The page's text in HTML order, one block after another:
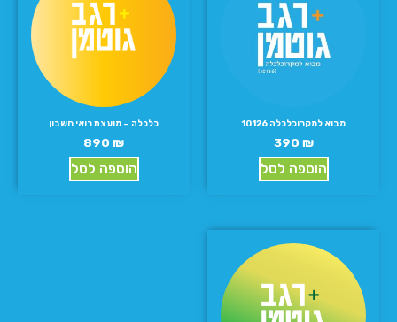
מבוא למקרוכלכלה 10126
390 ₪
הוספה לסל
כלכלה – מועצת רואי חשבון
890 ₪
הוספה לסל